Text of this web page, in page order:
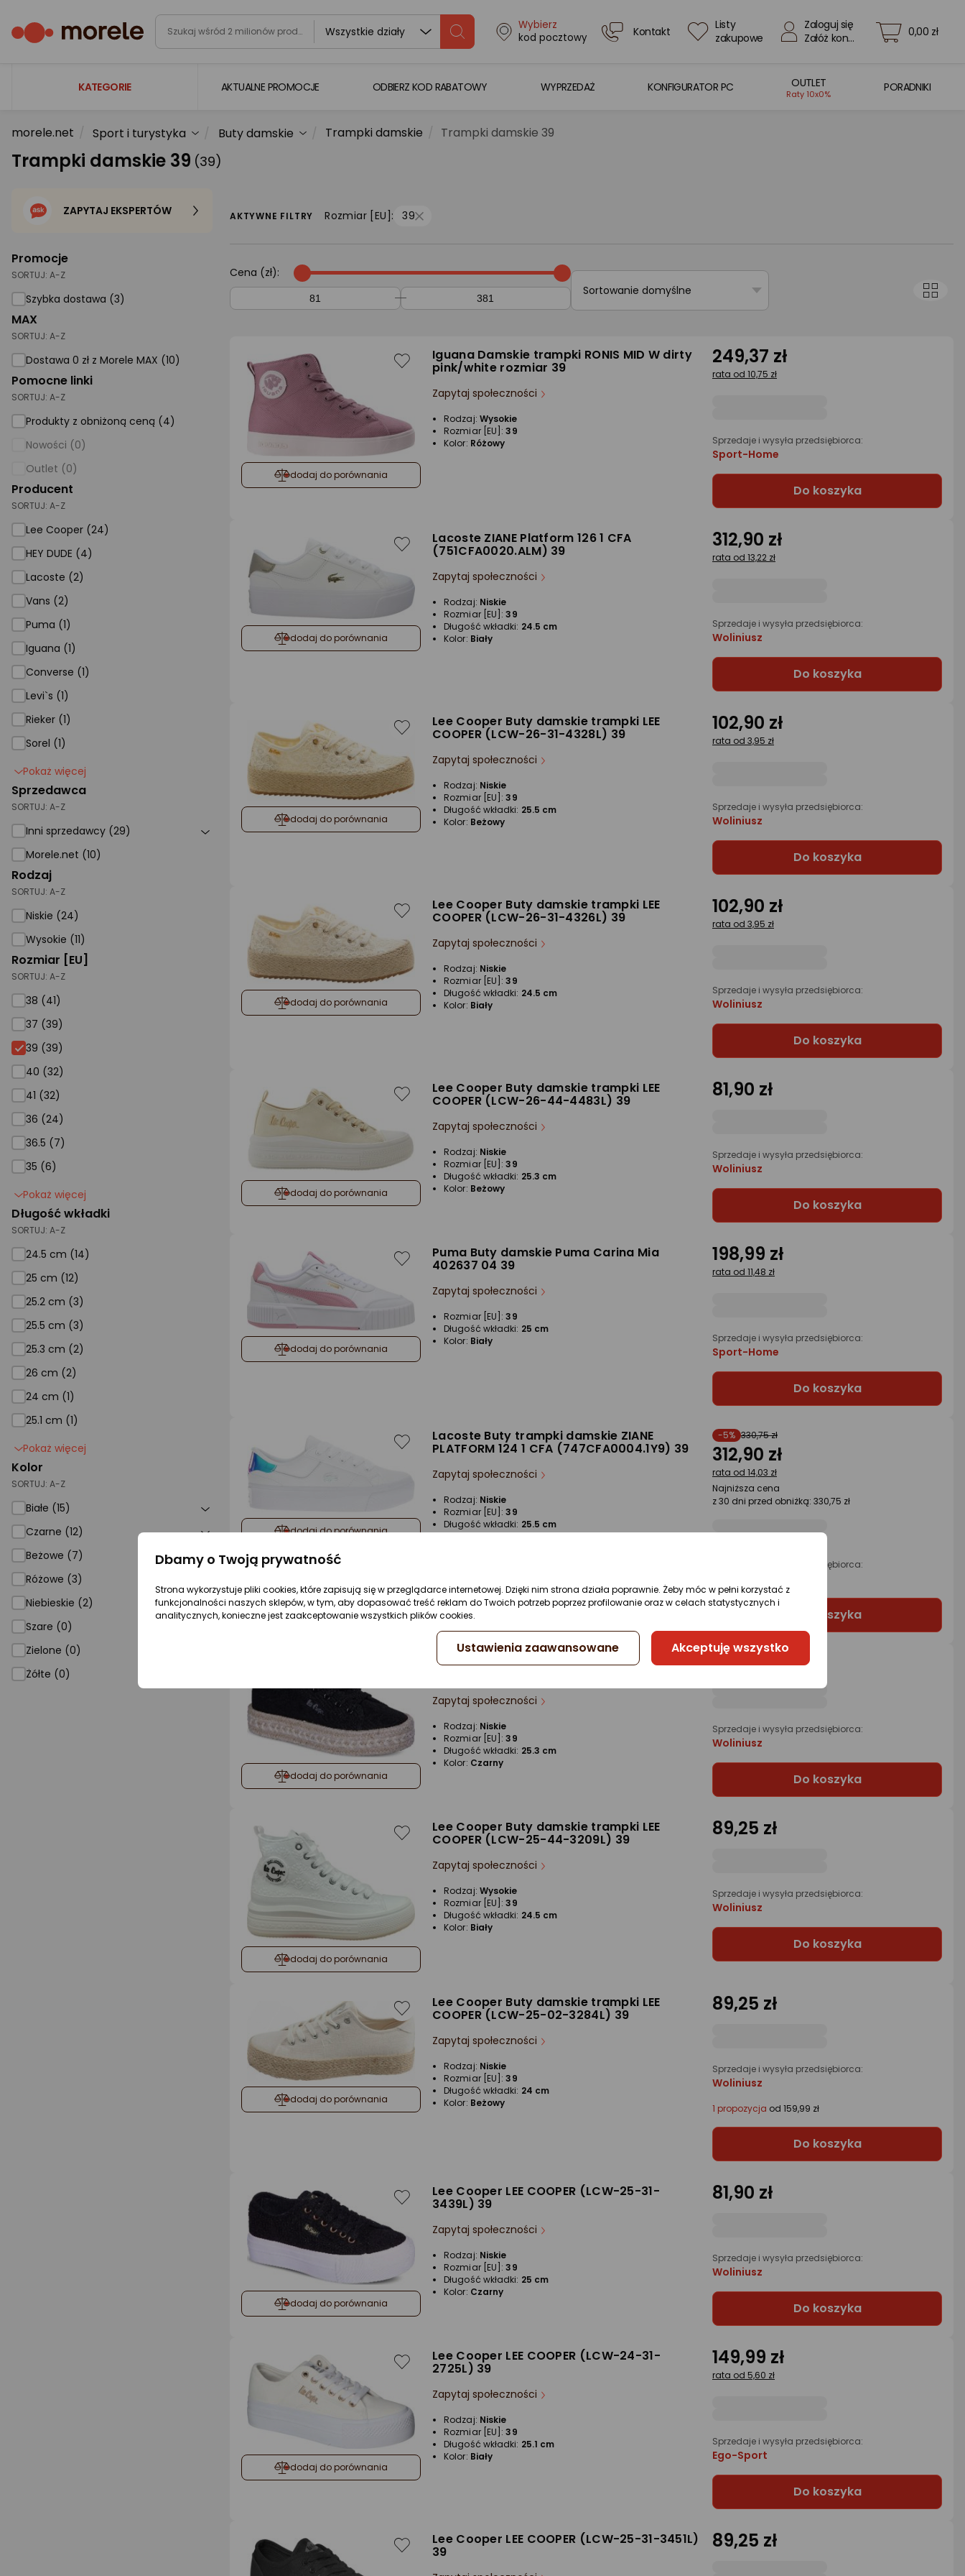
Wszystkie działy
Wybierz
kod pocztowy
Kontakt
Listy
zakupowe
Zaloguj się
Załóż konto
0,00 zł
KATEGORIE
Laptopy
Komputery
Gaming
Telewizory i audio
Foto i kamery
AGD duże
Dom i ogród
Biuro i firma
Sport i turystyka
Zabawki i dziecko
Supermarket
Strefa marek
AKTUALNE PROMOCJE ODBIERZ KOD RABATOWY WYPRZEDAŻ KONFIGURATOR PC OUTLET
Raty 10x0%
PORADNIKI
morele.net Sport i turystyka Buty damskie Trampki damskie Trampki damskie 39
Trampki damskie 39 (39)
Promocje
SORTUJ: A-Z
Szybka dostawa (3)
MAX
SORTUJ: A-Z
Dostawa 0 zł z Morele MAX (10)
Pomocne linki
SORTUJ: A-Z
Produkty z obniżoną ceną (4)
Nowości (0)
Outlet (0)
Producent
SORTUJ: A-Z
Lee Cooper (24)
HEY DUDE (4)
Lacoste (2)
Vans (2)
Puma (1)
Iguana (1)
Converse (1)
Levi`s (1)
Rieker (1)
Sorel (1)
Pokaż więcej
Sprzedawca
SORTUJ: A-Z
Inni sprzedawcy (29)
Morele.net (10)
Rodzaj
SORTUJ: A-Z
Niskie (24)
Wysokie (11)
Rozmiar [EU]
SORTUJ: A-Z
38 (41)
37 (39)
39 (39)
40 (32)
41 (32)
36 (24)
36.5 (7)
35 (6)
Pokaż więcej
Długość wkładki
SORTUJ: A-Z
24.5 cm (14)
25 cm (12)
25.2 cm (3)
25.5 cm (3)
25.3 cm (2)
26 cm (2)
24 cm (1)
25.1 cm (1)
Pokaż więcej
Kolor
SORTUJ: A-Z
Białe (15)
Czarne (12)
Beżowe (7)
Różowe (3)
Niebieskie (2)
Szare (0)
Zielone (0)
Żółte (0)
ZAPYTAJ EKSPERTÓW AKTYWNE FILTRY Rozmiar [EU]: 39
Cena (zł):
Sortowanie domyślne
dodaj do porównania
Iguana Damskie trampki RONIS MID W dirty
pink/white rozmiar 39
Zapytaj społeczności
Rodzaj: Wysokie
Rozmiar [EU]:39
Kolor: Różowy
249,37 zł
rata od 10,75 zł
Sprzedaje i wysyła przedsiębiorca:
Sport-Home
Do koszyka
dodaj do porównania
Lacoste ZIANE Platform 126 1 CFA
(751CFA0020.ALM) 39
Zapytaj społeczności
Rodzaj: Niskie
Rozmiar [EU]:39
Długość wkładki: 24.5 cm
Kolor: Biały
312,90 zł
rata od 13,22 zł
Sprzedaje i wysyła przedsiębiorca:
Woliniusz
Do koszyka
dodaj do porównania
Lee Cooper Buty damskie trampki LEE
COOPER (LCW-26-31-4328L) 39
Zapytaj społeczności
Rodzaj: Niskie
Rozmiar [EU]:39
Długość wkładki: 25.5 cm
Kolor: Beżowy
102,90 zł
rata od 3,95 zł
Sprzedaje i wysyła przedsiębiorca:
Woliniusz
Do koszyka
dodaj do porównania
Lee Cooper Buty damskie trampki LEE
COOPER (LCW-26-31-4326L) 39
Zapytaj społeczności
Rodzaj: Niskie
Rozmiar [EU]:39
Długość wkładki: 24.5 cm
Kolor: Biały
102,90 zł
rata od 3,95 zł
Sprzedaje i wysyła przedsiębiorca:
Woliniusz
Do koszyka
dodaj do porównania
Lee Cooper Buty damskie trampki LEE
COOPER (LCW-26-44-4483L) 39
Zapytaj społeczności
Rodzaj: Niskie
Rozmiar [EU]:39
Długość wkładki: 25.3 cm
Kolor: Beżowy
81,90 zł
Sprzedaje i wysyła przedsiębiorca:
Woliniusz
Do koszyka
dodaj do porównania
Puma Buty damskie Puma Carina Mia
402637 04 39
Zapytaj społeczności
Rozmiar [EU]:39
Długość wkładki: 25 cm
Kolor: Biały
198,99 zł
rata od 11,48 zł
Sprzedaje i wysyła przedsiębiorca:
Sport-Home
Do koszyka
dodaj do porównania
Lacoste Buty trampki damskie ZIANE
PLATFORM 124 1 CFA (747CFA0004.1Y9) 39
Zapytaj społeczności
Rodzaj: Niskie
Rozmiar [EU]:39
Długość wkładki: 25.5 cm
Kolor:Biały
-5% 330,75 zł
312,90 zł
rata od 14,03 zł
Najniższa cena
z 30 dni przed obniżką: 330,75 zł
Sprzedaje i wysyła przedsiębiorca:
Do koszyka
dodaj do porównania
Lee Cooper LEE COOPER (LCW-25-44-
Zapytaj społeczności
Rodzaj: Niskie
Rozmiar [EU]:39
Długość wkładki: 25.3 cm
Kolor: Czarny
81,90 zł
Sprzedaje i wysyła przedsiębiorca:
Woliniusz
Do koszyka
dodaj do porównania
Lee Cooper Buty damskie trampki LEE
COOPER (LCW-25-44-3209L) 39
Zapytaj społeczności
Rodzaj: Wysokie
Rozmiar [EU]:39
Długość wkładki: 24.5 cm
Kolor: Biały
89,25 zł
Sprzedaje i wysyła przedsiębiorca:
Woliniusz
Do koszyka
dodaj do porównania
Lee Cooper Buty damskie trampki LEE
COOPER (LCW-25-02-3284L) 39
Zapytaj społeczności
Rodzaj: Niskie
Rozmiar [EU]:39
Długość wkładki: 24 cm
Kolor: Beżowy
89,25 zł
Sprzedaje i wysyła przedsiębiorca:
Woliniusz
1 propozycja od 159,99 zł
Do koszyka
dodaj do porównania
Lee Cooper LEE COOPER (LCW-25-31-
3439L) 39
Zapytaj społeczności
Rodzaj: Niskie
Rozmiar [EU]:39
Długość wkładki: 25 cm
Kolor: Czarny
81,90 zł
Sprzedaje i wysyła przedsiębiorca:
Woliniusz
Do koszyka
dodaj do porównania
Lee Cooper LEE COOPER (LCW-24-31-
2725L) 39
Zapytaj społeczności
Rodzaj: Niskie
Rozmiar [EU]:39
Długość wkładki: 25.1 cm
Kolor: Biały
149,99 zł
rata od 5,60 zł
Sprzedaje i wysyła przedsiębiorca:
Ego-Sport
Do koszyka
Lee Cooper LEE COOPER (LCW-25-31-3451L)
39 89,25 zł
Dbamy o Twoją prywatność
Strona wykorzystuje pliki cookies, które zapisują się w przeglądarce internetowej. Dzięki nim strona działa poprawnie. Żeby móc w pełni korzystać z
funkcjonalności naszych sklepów, w tym, aby dopasować treść reklam do Twoich potrzeb poprzez profilowanie oraz w celach statystycznych i
analitycznych, konieczne jest zaakceptowanie wszystkich plików cookies.
Ustawienia zaawansowane Akceptuję wszystko